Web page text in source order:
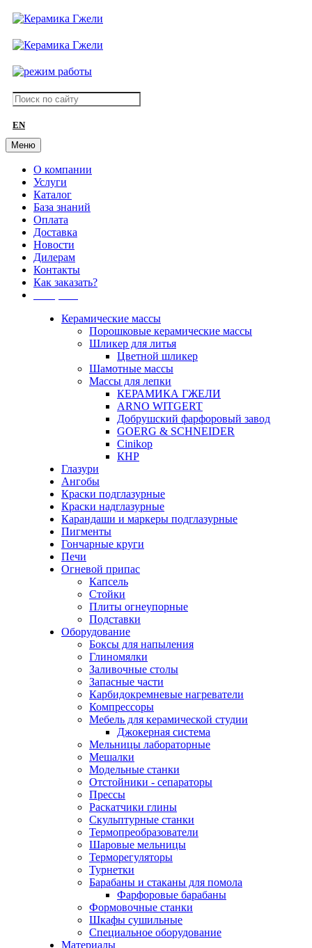
EN
Меню
О компании
Услуги
Каталог
База знаний
Оплата
Доставка
Новости
Дилерам
Контакты
Как заказать?
Керамические массы
Порошковые керамические массы
Шликер для литья
Цветной шликер
Шамотные массы
Массы для лепки
КЕРАМИКА ГЖЕЛИ
ARNO WITGERT
Добрушский фарфоровый завод
GOERG & SCHNEIDER
Cinikop
КНР
Глазури
Ангобы
Краски подглазурные
Краски надглазурные
Карандаши и маркеры подглазурные
Пигменты
Гончарные круги
Печи
Огневой припас
Капсель
Стойки
Плиты огнеупорные
Подставки
Оборудование
Боксы для напыления
Глиномялки
Заливочные столы
Запасные части
Карбидокремневые нагреватели
Компрессоры
Мебель для керамической студии
Джокерная система
Мельницы лабораторные
Мешалки
Модельные станки
Отстойники - сепараторы
Прессы
Раскатчики глины
Скульптурные станки
Термопреобразователи
Шаровые мельницы
Терморегуляторы
Турнетки
Барабаны и стаканы для помола
Фарфоровые барабаны
Формовочные станки
Шкафы сушильные
Специальное оборудование
Материалы